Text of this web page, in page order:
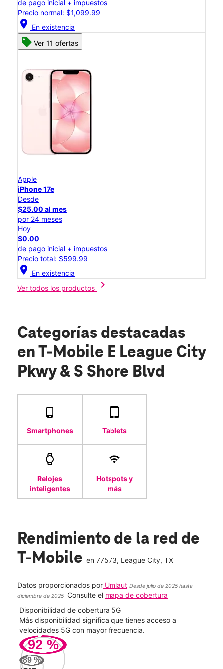
de pago inicial + impuestos
Precio normal: $1,099.99
location_on En existencia
Ver 11 ofertas
Apple
iPhone 17e
Desde
$25.00 al mes
por 24 meses
Hoy
$0.00
de pago inicial + impuestos
Precio total: $599.99
location_on En existencia
Ver todos los productos
chevron_right
Categorías destacadas
en T-Mobile E League City
Pkwy & S Shore Blvd
Smartphones Tablets
Relojes
inteligentes
Hotspots y
más
Rendimiento de la red de
T-Mobile en 77573, League City, TX
Datos proporcionados por Umlaut Desde julio de 2025 hasta
diciembre de 2025
Consulte el mapa de cobertura
Disponibilidad de cobertura 5G
Más disponibilidad significa que tienes acceso a
velocidades 5G con mayor frecuencia.
92 %
89 %